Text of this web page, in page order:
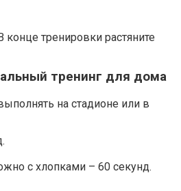
конце тренировки растяните
тренинг для дома
на стадионе или в
с хлопками – 60 секунд.